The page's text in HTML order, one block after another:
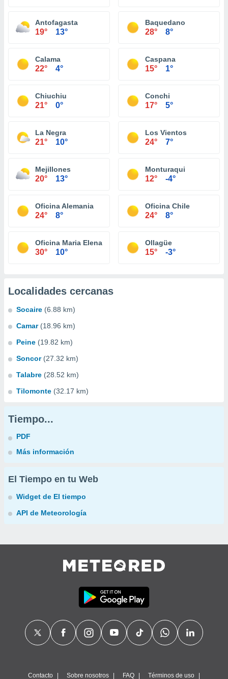
Antofagasta
19° 13°
Baquedano
28° 8°
Calama
22° 4°
Caspana
15° 1°
Chiuchiu
21° 0°
Conchi
17° 5°
La Negra
21° 10°
Los Vientos
24° 7°
Mejillones
20° 13°
Monturaqui
12° -4°
Oficina Alemania
24° 8°
Oficina Chile
24° 8°
Oficina Maria Elena
30° 10°
Ollagüe
15° -3°
Localidades cercanas
Socaire (6.88 km)
Camar (18.96 km)
Peine (19.82 km)
Soncor (27.32 km)
Talabre (28.52 km)
Tilomonte (32.17 km)
Tiempo...
PDF
Más información
El Tiempo en tu Web
Widget de El tiempo
API de Meteorología
Contacto Sobre nosotros FAQ Términos de uso